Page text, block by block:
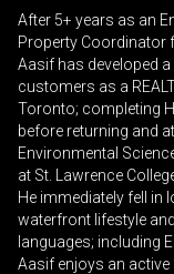
Téléphone
(Optionnel)
Courriel
Message
After 5+ years as an
Property Coordinator
Aasif has developed
customers as a
Toronto; completing
before returning and
Environmental
at St. Lawrence
He immediately fell in
waterfront lifestyle
languages; including
Aasif enjoys an